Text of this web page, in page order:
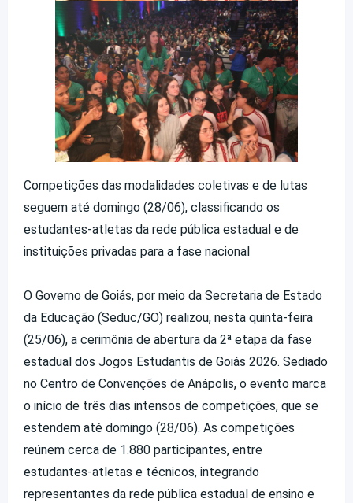
Competições das modalidades coletivas e de lutas
seguem até domingo (28/06), classificando os
estudantes-atletas da rede pública estadual e de
instituições privadas para a fase nacional
O Governo de Goiás, por meio da Secretaria de Estado
da Educação (Seduc/GO) realizou, nesta quinta-feira
(25/06), a cerimônia de abertura da 2ª etapa da fase
estadual dos Jogos Estudantis de Goiás 2026. Sediado
no Centro de Convenções de Anápolis, o evento marca
o início de três dias intensos de competições, que se
estendem até domingo (28/06). As competições
reúnem cerca de 1.880 participantes, entre
estudantes-atletas e técnicos, integrando
representantes da rede pública estadual de ensino e